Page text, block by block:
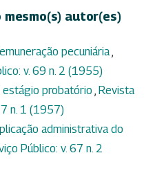
autor(es)
pecuniária,
v. 69 n. 2 (1955)
estágio probatório , Revista
n. 1 (1957)
administrativa do
Público: v. 67 n. 2